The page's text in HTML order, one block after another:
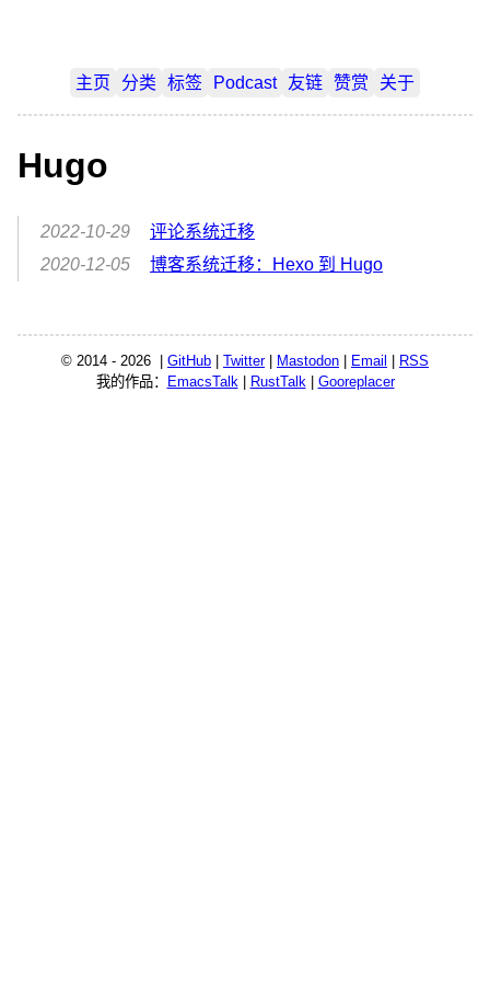
主页 分类 标签 Podcast 友链 赞赏 关于
Hugo
2022-10-29
评论系统迁移
2020-12-05
博客系统迁移：Hexo 到 Hugo
© 2014 - 2026 | GitHub Twitter| Mastodon Email
RSS
我的作品：
EmacsTalk| RustTalk| Gooreplacer